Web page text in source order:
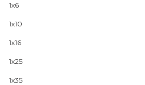
1x6
1x10
1x16
1x25
1x35